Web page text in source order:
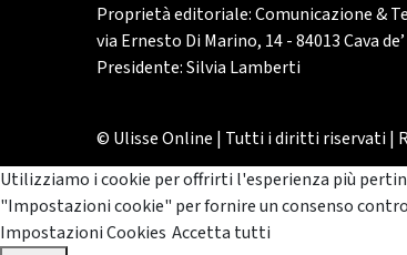
Proprietà editoriale: Comunicazione &
via Ernesto Di Marino, 14 - 84013 Cava
Presidente: Silvia Lamberti
© Ulisse Online | Tutti i diritti riservati |
Utilizziamo i cookie per offrirti l'esperienza più
"Impostazioni cookie" per fornire un consenso
Impostazioni Cookies Accetta tutti